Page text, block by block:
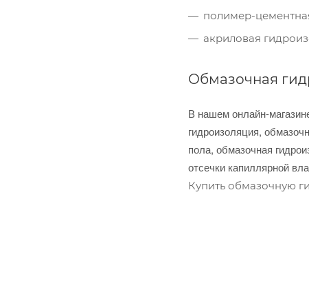
полимер-
акриловая
Обмазочная
В нашем онлайн-
гидроизоляция,
пола, обмазочная
отсечки капиллярной
Купить обмазочную